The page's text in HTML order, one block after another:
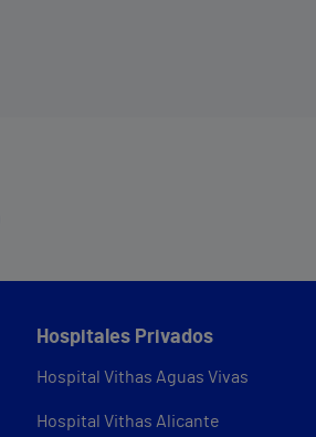
Hospitales Privados
Hospital Vithas Aguas Vivas
Hospital Vithas Alicante